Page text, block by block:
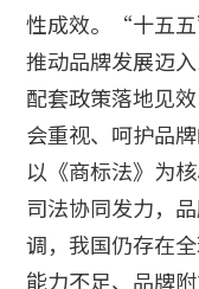
性成效。“十五五
推动品牌发展迈
配套政策落地见
会重视、呵护品
以《商标法》为
司法协同发力，
调，我国仍存在
能力不足、品牌